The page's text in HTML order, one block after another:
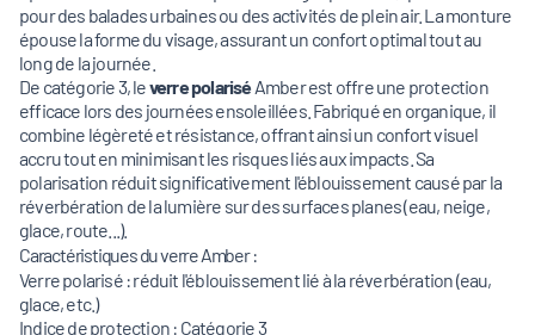
pour des balades urbaines ou des activités de plein air. La monture
épouse la forme du visage, assurant un confort optimal tout au
long de la journée.
De catégorie 3, leverre polariséAmber est offre une protection
efficace lors des journées ensoleillées. Fabriqué en organique, il
combine légèreté et résistance, offrant ainsi un confort visuel
accru tout en minimisant les risques liés aux impacts. Sa
polarisation réduit significativement l'éblouissement causé par la
réverbération de la lumière sur des surfaces planes (eau, neige,
glace, route...).
Caractéristiques du verre Amber :
Verre polarisé : réduit l'éblouissement lié à la réverbération (eau,
glace, etc.)
Indice de protection : Catégorie 3